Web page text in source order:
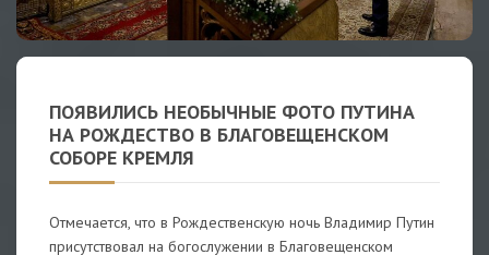
ПОЯВИЛИСЬ НЕОБЫЧНЫЕ ФОТО ПУТИНА
НА РОЖДЕСТВО В БЛАГОВЕЩЕНСКОМ
СОБОРЕ КРЕМЛЯ
Отмечается, что в Рождественскую ночь Владимир Путин
присутствовал на богослужении в Благовещенском